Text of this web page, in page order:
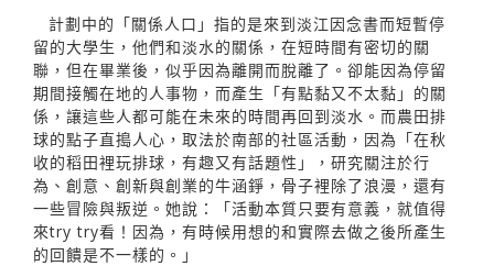
計劃中的「關係人口」指的是來到淡江因念書而短暫停
留的大學生，他們和淡水的關係，在短時間有密切的關
聯，但在畢業後，似乎因為離開而脫離了。卻能因為停留
期間接觸在地的人事物，而產生「有點黏又不太黏」的關
係，讓這些人都可能在未來的時間再回到淡水。而農田排
球的點子直搗人心，取法於南部的社區活動，因為「在秋
收的稻田裡玩排球，有趣又有話題性」，研究關注於行
為、創意、創新與創業的牛涵錚，⻣子裡除了浪漫，還有
一些冒險與叛逆。她說：「活動本質只要有意義，就值得
來try try看！因為，有時候用想的和實際去做之後所產生
的回饋是不一樣的。」